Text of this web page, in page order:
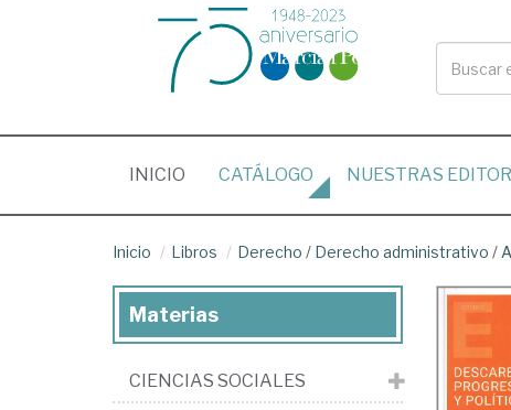
INICIO (CURRENT)
CATÁLOGO NUESTRAS
Inicio Libros Derecho / Derecho administrativo /
Materias
CIENCIAS SOCIALES